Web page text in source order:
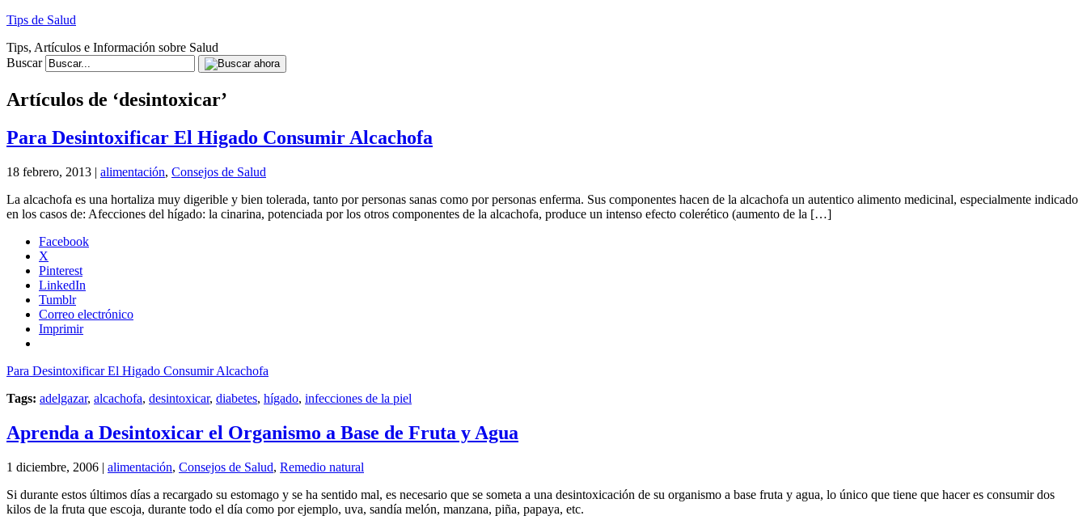
Tips de Salud
Tips, Artículos e Información sobre Salud
Buscar
Artículos de ‘desintoxicar’
Para Desintoxificar El Higado Consumir Alcachofa
18 febrero, 2013 | alimentación, Consejos de Salud
La alcachofa es una hortaliza muy digerible y bien tolerada, tanto por personas sanas como por personas enferma. Sus componentes hacen de la alcachofa un autentico alimento medicinal, especialmente indicado
en los casos de: Afecciones del hígado: la cinarina, potenciada por los otros componentes de la alcachofa, produce un intenso efecto colerético (aumento de la […]
Facebook
X
Pinterest
LinkedIn
Tumblr
Correo electrónico
Imprimir
Para Desintoxificar El Higado Consumir Alcachofa
Tags: adelgazar, alcachofa, desintoxicar, diabetes, hígado, infecciones de la piel
Aprenda a Desintoxicar el Organismo a Base de Fruta y Agua
1 diciembre, 2006 | alimentación, Consejos de Salud, Remedio natural
Si durante estos últimos días a recargado su estomago y se ha sentido mal, es necesario que se someta a una desintoxicación de su organismo a base fruta y agua, lo único que tiene que hacer es consumir dos
kilos de la fruta que escoja, durante todo el día como por ejemplo, uva, sandía melón, manzana, piña, papaya, etc.